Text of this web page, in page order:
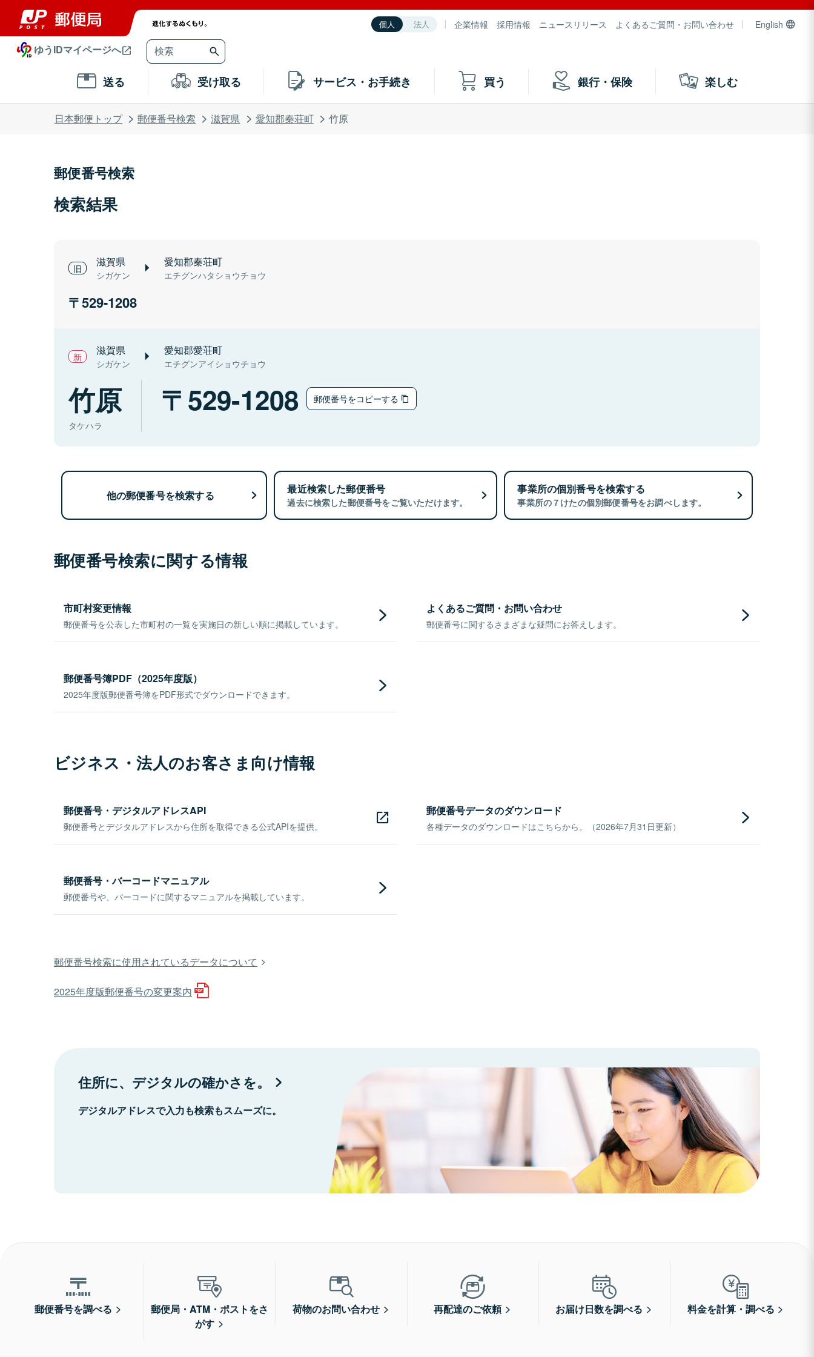
個人 法人 企業情報 採用情報 ニュースリリース よくあるご質問・お問い合わせ English
ゆうIDマイページへ
送る 受け取る サービス・お手続き 買う 銀行・保険 楽しむ
日本郵便トップ 郵便番号検索 滋賀県 愛知郡秦荘町 竹原
郵便番号検索
検索結果
滋賀県
シガケン
愛知郡秦荘町
エチグンハタショウチョウ
529-1208
滋賀県
シガケン
愛知郡愛荘町
エチグンアイショウチョウ
竹原
タケハラ
529-1208 郵便番号をコピーする
他の郵便番号を検索する 最近検索した郵便番号
過去に検索した郵便番号をご覧いただけます。
事業所の個別番号を検索する
事業所の７けたの個別郵便番号をお調べします。
郵便番号検索に関する情報
市町村変更情報
郵便番号を公表した市町村の一覧を実施日の新しい順に掲載しています。
よくあるご質問・お問い合わせ
郵便番号に関するさまざまな疑問にお答えします。
郵便番号簿PDF（2025年度版）
2025年度版郵便番号簿をPDF形式でダウンロードできます。
ビジネス・法人のお客さま向け情報
郵便番号・デジタルアドレスAPI
郵便番号とデジタルアドレスから住所を取得できる公式APIを提供。
郵便番号データのダウンロード
各種データのダウンロードはこちらから。（2026年7月31日更新）
郵便番号・バーコードマニュアル
郵便番号や、バーコードに関するマニュアルを掲載しています。
郵便番号検索に使用されているデータについて
2025年度版郵便番号の変更案内
住所に、デジタルの確かさを。
デジタルアドレスで入力も検索もスムーズに。
郵便番号を調べる
郵便局・ATM・ポストをさ
がす
荷物のお問い合わせ 再配達のご依頼 お届け日数を調べる 料金を計算・調べる